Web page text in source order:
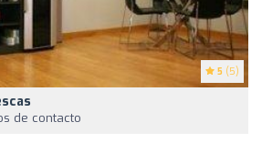
5 (5)
de contacto